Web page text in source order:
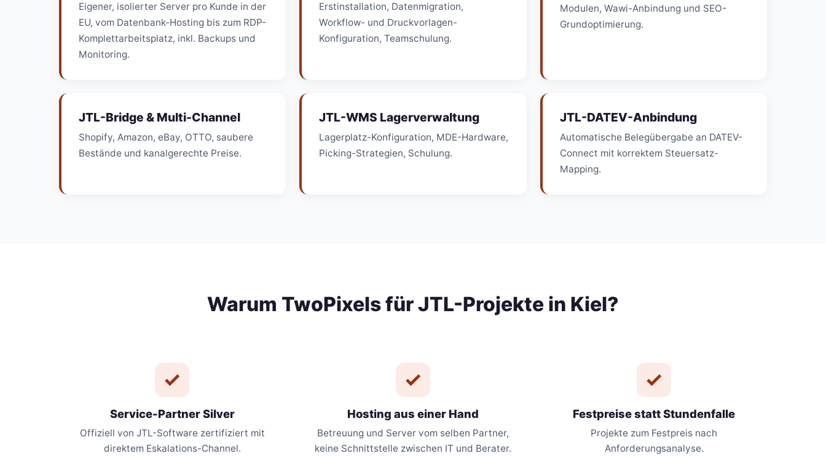
Eigener, isolierter Server pro Kunde in der
EU, vom Datenbank-Hosting bis zum RDP-
Komplettarbeitsplatz, inkl. Backups und
Monitoring.
Erstinstallation, Datenmigration,
Workflow- und Druckvorlagen-
Konfiguration, Teamschulung.
Modulen, Wawi-Anbindung und SEO-
Grundoptimierung.
JTL-Bridge & Multi-Channel
Shopify, Amazon, eBay, OTTO, saubere
Bestände und kanalgerechte Preise.
JTL-WMS Lagerverwaltung
Lagerplatz-Konfiguration, MDE-Hardware,
Picking-Strategien, Schulung.
JTL-DATEV-Anbindung
Automatische Belegübergabe an DATEV-
Connect mit korrektem Steuersatz-
Mapping.
Warum TwoPixels für JTL-Projekte in Kiel?
Service-Partner Silver
Offiziell von JTL-Software zertifiziert mit
direktem Eskalations-Channel.
Hosting aus einer Hand
Betreuung und Server vom selben Partner,
keine Schnittstelle zwischen IT und Berater.
Festpreise statt Stundenfalle
Projekte zum Festpreis nach
Anforderungsanalyse.